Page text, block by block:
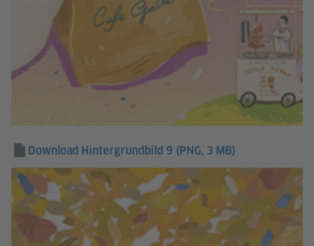
Download Hintergrundbild 9 (PNG, 3 MB)